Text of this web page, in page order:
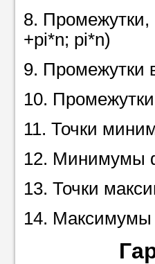
8. Промежутки,
+pi*n; pi*n)
9. Промежутки
10.
11. Точки
12. Минимумы
13. Точки
14. Максимумы